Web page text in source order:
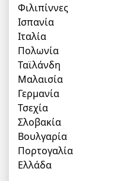
Φιλιπίννες
Ισπανία
Ιταλία
Πολωνία
Ταϊλάνδη
Μαλαισία
Γερμανία
Τσεχία
Σλοβακία
Βουλγαρία
Πορτογαλία
Ελλάδα